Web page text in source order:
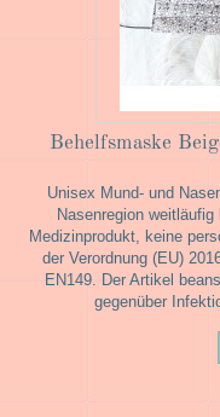
Behelfsmaske
Unisex Mund- und
Nasenregion
Medizinprodukt, keine
der Verordnung (EU)
EN149. Der Artikel
gegenüber